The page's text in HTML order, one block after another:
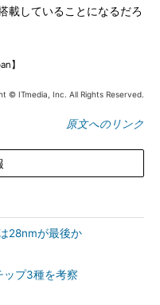
載していることになるだろ
】
© ITmedia, Inc. All Rights Reserved.
原文へのリンク
28nmが最後か
ップ3種を考察